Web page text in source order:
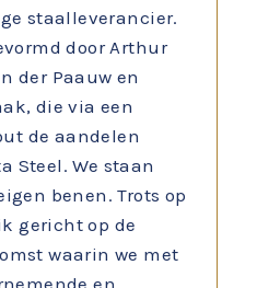
staalleverancier.
door Arthur
der Paauw en
die via een
de aandelen
Steel. We staan
benen. Trots op
gericht op de
waarin we met
en